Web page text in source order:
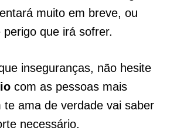
muito em breve, ou
que irá sofrer.
inseguranças, não hesite
com as pessoas mais
te ama de verdade vai saber
necessário.